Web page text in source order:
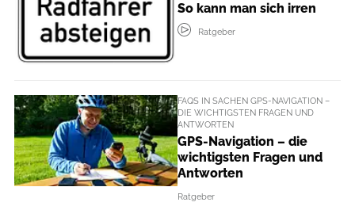
So kann man sich irren
Ratgeber
FAQS IN SACHEN GPS-NAVIGATION –
DIE WICHTIGSTEN FRAGEN UND
ANTWORTEN
GPS-Navigation – die
wichtigsten Fragen und
Antworten
Ratgeber